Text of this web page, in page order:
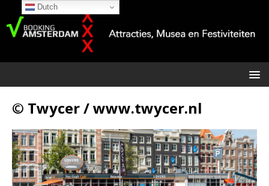
© Twycer / www.twycer.nl
Dutch